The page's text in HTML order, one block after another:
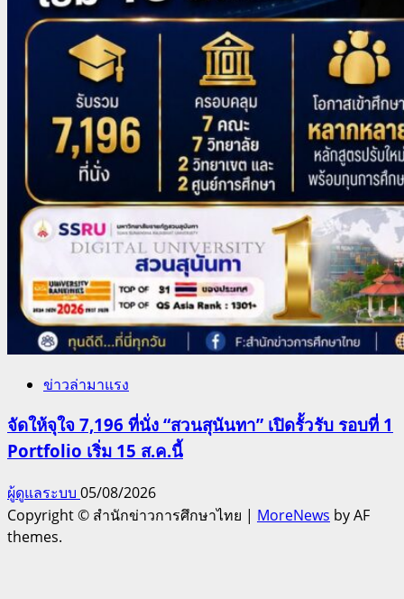
ข่าวล่ามาแรง
จัดให้จุใจ 7,196 ที่นั่ง “สวนสุนันทา” เปิดรั้วรับ รอบที่ 1
Portfolio เริ่ม 15 ส.ค.นี้
ผู้ดูแลระบบ 05/08/2026
Copyright © สำนักข่าวการศึกษาไทย | MoreNews by AF
themes.